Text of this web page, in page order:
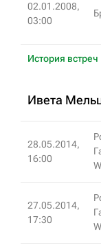
02.01.2008,
03:00
История встреч
Ивета
28.05.2014,
16:00
27.05.2014,
17:30